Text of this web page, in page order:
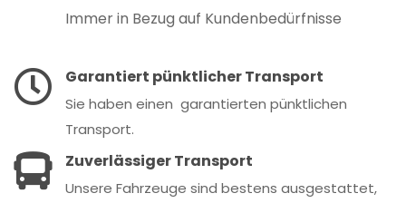
Immer in Bezug auf Kundenbedürfnisse
Garantiert pünktlicher Transport
Sie haben einen garantierten pünktlichen
Transport.
Zuverlässiger Transport
Unsere Fahrzeuge sind bestens ausgestattet,